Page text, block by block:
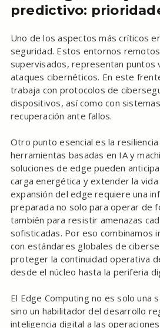
predictivo:
Uno de los aspectos más críticos
seguridad. Estos entornos
supervisados, representan puntos
ataques cibernéticos. En este
trabaja con protocolos de
dispositivos, así como con
recuperación ante fallos.
Otro punto esencial es la
herramientas basadas en IA y
soluciones de edge pueden
carga energética y extender la vida
expansión del edge requiere una
preparada no solo para operar de
también para resistir amenazas
sofisticadas. Por eso combinamos
con estándares globales de
proteger la continuidad operativa
desde el núcleo hasta la periferia
El Edge Computing no es solo una
sino un habilitador del desarrollo
inteligencia digital a las